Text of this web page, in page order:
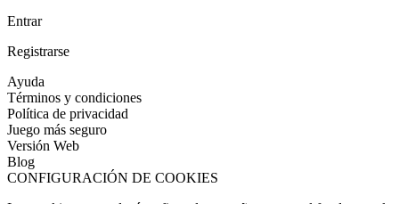
Entrar
Registrarse
Ayuda
Términos y condiciones
Política de privacidad
Juego más seguro
Versión Web
Blog
CONFIGURACIÓN DE COOKIES